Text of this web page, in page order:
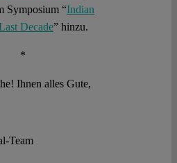
Symposium “Indian
Decade” hinzu.
*
Ihnen alles Gute,
Team